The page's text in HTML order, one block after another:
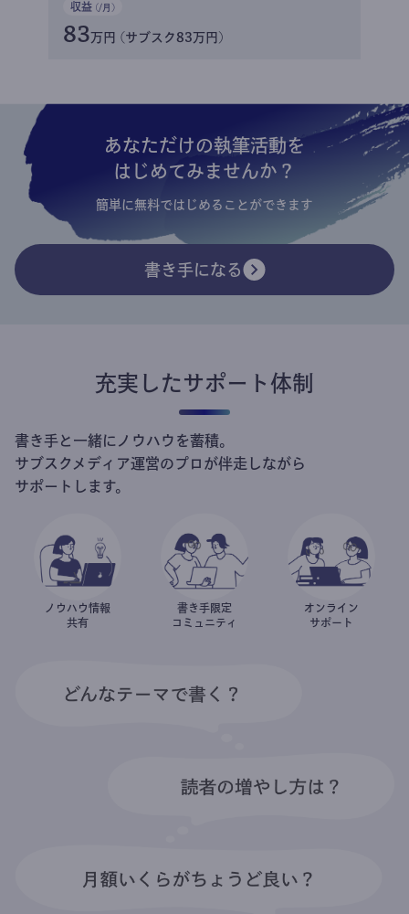
収益 (/月)
83万円 (サブスク83万円)
あなただけの執筆活動を
はじめてみませんか？
簡単に無料ではじめることができます
書き手になる
充実したサポート体制
書き手と一緒にノウハウを蓄積。
サブスクメディア運営のプロが伴走しながら
サポートします。
ノウハウ情報
共有
書き手限定
コミュニティ
オンライン
サポート